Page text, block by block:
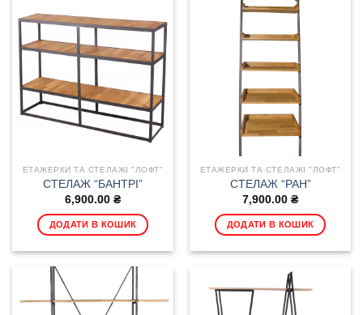
ЕТАЖЕРКИ ТА СТЕЛАЖІ "ЛОФТ"
СТЕЛАЖ “БАНТРІ”
6,900.00 ₴
ДОДАТИ В КОШИК
ЕТАЖЕРКИ ТА СТЕЛАЖІ "ЛОФТ"
СТЕЛАЖ “РАН”
7,900.00 ₴
ДОДАТИ В КОШИК